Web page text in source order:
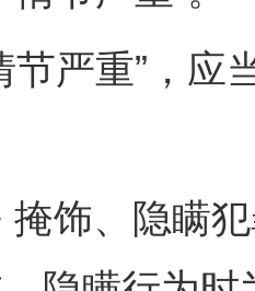
严重”，应
、隐瞒犯